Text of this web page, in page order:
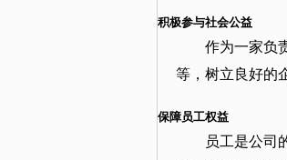
积极参与社会公益
作为一家负
等，树立良好的
保障员工权益
员工是公司